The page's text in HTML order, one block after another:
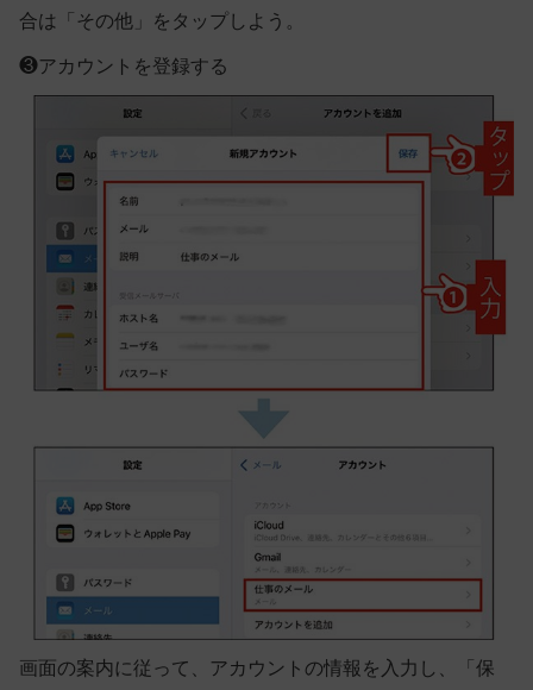
合は「その他」をタップしよう。
❸アカウントを登録する
画面の案内に従って、アカウントの情報を入力し、「保